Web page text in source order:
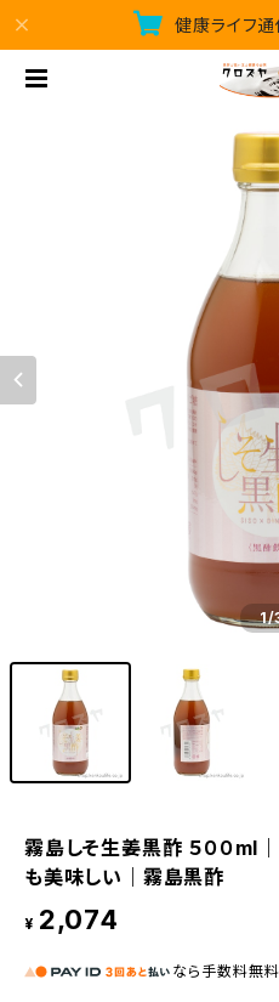
健康ライフ
1/
霧島しそ生姜黒酢 ５００ml
も美味しい｜霧島黒酢
¥ 2,074
なら 手数料無